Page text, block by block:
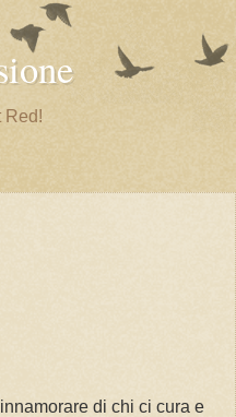
Red!
di chi ci cura e